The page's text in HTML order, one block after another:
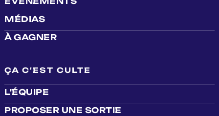
MÉDIAS
À GAGNER
ÇA C'EST CULTE
L'ÉQUIPE
PROPOSER UNE SORTIE